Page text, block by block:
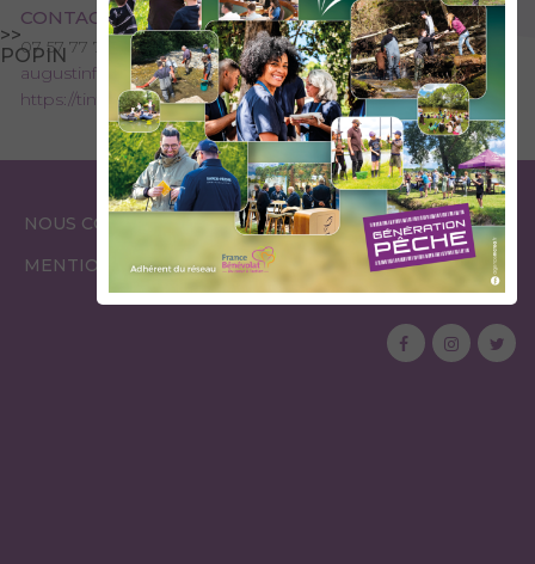
>>
POPIN
CONTACT
07 57 77 74 65
augustinfeller9@gmail.com
https://tintin-fishing.fr/
NOUS CONTACTER
MENTIONS LÉGALES
ESPACE
GARDES PÊCHE
ESPACE
ÉLUS